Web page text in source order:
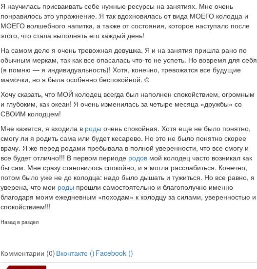
Я научилась присваивать себе нужные ресурсы на заня­тиях. Мне очень
понравилось это упражнение. Я так вдох­новилась от вида МОЕГО колодца и
МОЕГО волшебного на­питка, а также от состояния, которое наступало после
этого, что стала выполнять его каждый день!
На самом деле я очень тревожная девушка. Я и на за­нятия пришла рано по
обычным меркам, так как все опаса­лась что-то не успеть. Но вовремя для себя
(я помню — я индивидуальность)! Хотя, конечно, тревожатся все будущие
мамочки, но я была особенно беспокойной. ©
Хочу сказать, что МОЙ колодец всегда был наполнен спокойствием, огромным
и глубоким, как океан! Я очень изменилась за четыре месяца «дружбы» со
СВОИМ колод­цем!
Мне кажется, я входила в роды очень спокойная. Хотя еще не было понятно,
смогу ли я родить сама или будет ке­сарево. Но это не было понятно скорее
врачу. Я же перед родами пребывала в полной уверенности, что все смогу и
все будет отлично!!! В первом периоде родов мой колодец часто возникал как
бы сам. Мне сразу становилось спокойно, и я могла расслабиться. Конечно,
потом было уже не до колодца: надо было дышать и тужиться. Но все равно, я
уверена, что мои роды прошли самостоятельно и благополучно именно
благодаря моим ежедневным «походам» к колодцу за силами, уверенностью и
спокойствием!!!
Назад в раздел
Комментарии (0) Вконтакте () Facebook ()